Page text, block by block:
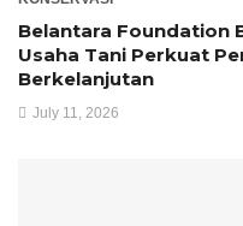
Belantara Foundation
Usaha Tani Perkuat
Berkelanjutan
July 11, 2026